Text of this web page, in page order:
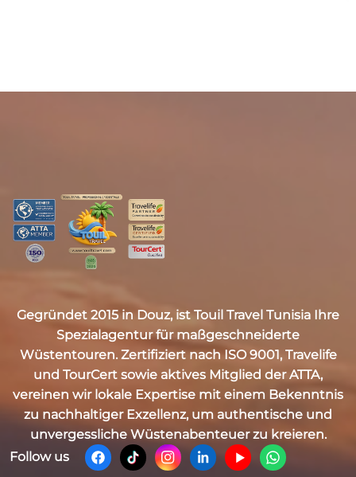
Gegründet 2015 in Douz, istTouil Travel Tunisia Ihre
Spezialagentur für maßgeschneiderte
Wüstentouren. Zertifiziert nach ISO 9001, Travelife
und TourCert sowie aktives Mitglied derATTA,
vereinen wir lokale Expertise mit einem Bekenntnis
zu nachhaltiger Exzellenz, um authentische und
unvergessliche Wüstenabenteuer zu kreieren.
Follow us